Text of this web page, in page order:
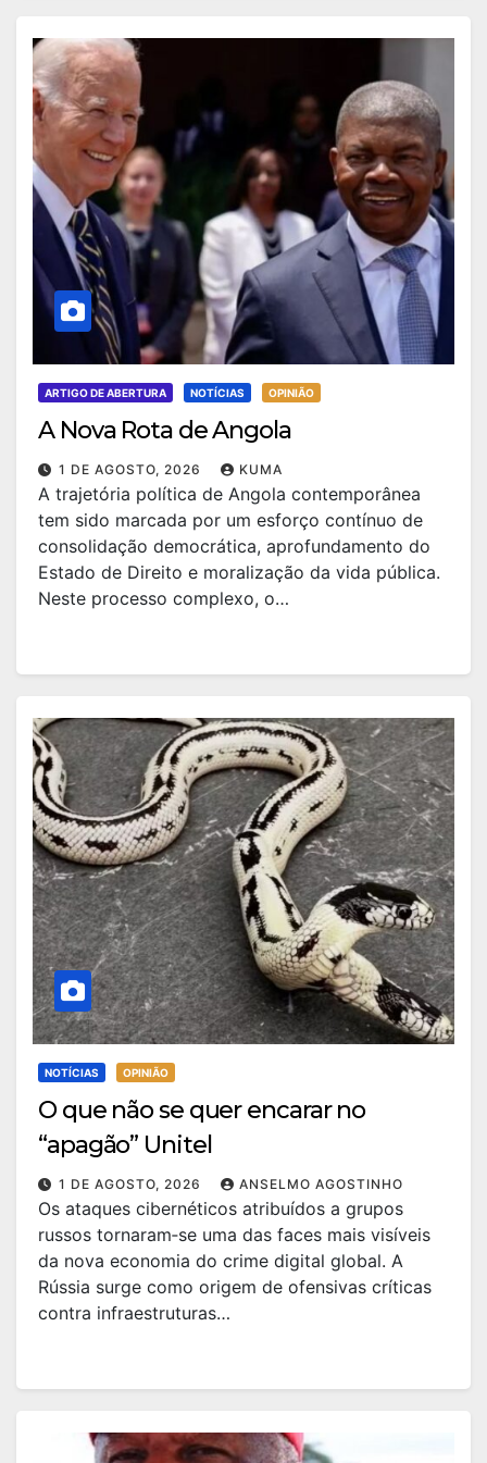
ARTIGO DE ABERTURA NOTÍCIAS OPINIÃO
A Nova Rota de Angola
1 DE AGOSTO, 2026 KUMA
A trajetória política de Angola contemporânea
tem sido marcada por um esforço contínuo de
consolidação democrática, aprofundamento do
Estado de Direito e moralização da vida pública.
Neste processo complexo, o…
NOTÍCIAS OPINIÃO
O que não se quer encarar no
“apagão” Unitel
1 DE AGOSTO, 2026 ANSELMO AGOSTINHO
Os ataques cibernéticos atribuídos a grupos
russos tornaram‑se uma das faces mais visíveis
da nova economia do crime digital global. A
Rússia surge como origem de ofensivas críticas
contra infraestruturas…